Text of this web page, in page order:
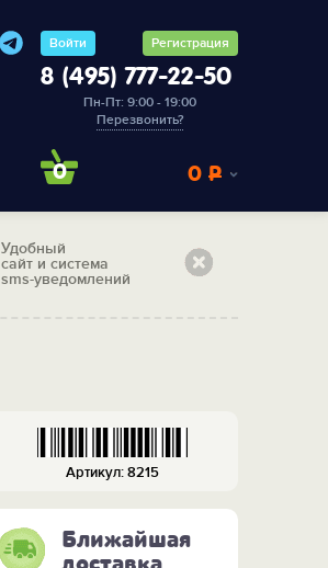
Войти Регистрация
8 (495) 777-22-50
Пн-Пт: 9:00 - 19:00
Перезвонить?
0 0 Р
Удобный
сайт и система
sms-уведомлений
Артикул: 8215
Ближайшая